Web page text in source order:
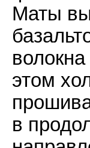
Маты
этом
в